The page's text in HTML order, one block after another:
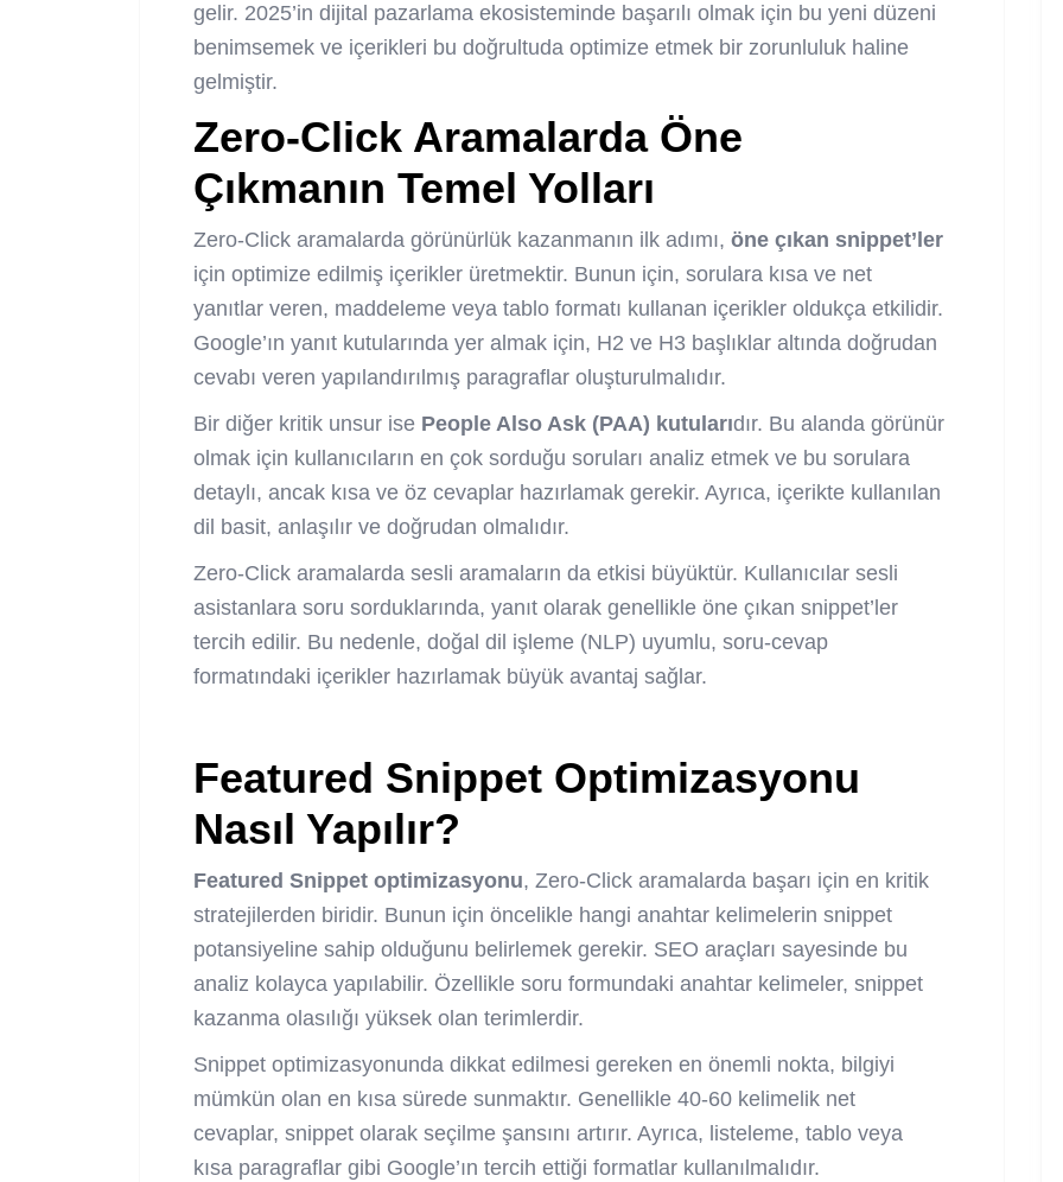
gelir. 2025’in dijital pazarlama ekosisteminde başarılı olmak için bu yeni düzeni
benimsemek ve içerikleri bu doğrultuda optimize etmek bir zorunluluk haline
gelmiştir.
Zero-Click Aramalarda Öne
Çıkmanın Temel Yolları
Zero-Click aramalarda görünürlük kazanmanın ilk adımı, öne çıkan snippet’ler
için optimize edilmiş içerikler üretmektir. Bunun için, sorulara kısa ve net
yanıtlar veren, maddeleme veya tablo formatı kullanan içerikler oldukça etkilidir.
Google’ın yanıt kutularında yer almak için, H2 ve H3 başlıklar altında doğrudan
cevabı veren yapılandırılmış paragraflar oluşturulmalıdır.
Bir diğer kritik unsur ise People Also Ask (PAA) kutularıdır. Bu alanda görünür
olmak için kullanıcıların en çok sorduğu soruları analiz etmek ve bu sorulara
detaylı, ancak kısa ve öz cevaplar hazırlamak gerekir. Ayrıca, içerikte kullanılan
dil basit, anlaşılır ve doğrudan olmalıdır.
Zero-Click aramalarda sesli aramaların da etkisi büyüktür. Kullanıcılar sesli
asistanlara soru sorduklarında, yanıt olarak genellikle öne çıkan snippet’ler
tercih edilir. Bu nedenle, doğal dil işleme (NLP) uyumlu, soru-cevap
formatındaki içerikler hazırlamak büyük avantaj sağlar.
Featured Snippet Optimizasyonu
Nasıl Yapılır?
Featured Snippet optimizasyonu, Zero-Click aramalarda başarı için en kritik
stratejilerden biridir. Bunun için öncelikle hangi anahtar kelimelerin snippet
potansiyeline sahip olduğunu belirlemek gerekir. SEO araçları sayesinde bu
analiz kolayca yapılabilir. Özellikle soru formundaki anahtar kelimeler, snippet
kazanma olasılığı yüksek olan terimlerdir.
Snippet optimizasyonunda dikkat edilmesi gereken en önemli nokta, bilgiyi
mümkün olan en kısa sürede sunmaktır. Genellikle 40-60 kelimelik net
cevaplar, snippet olarak seçilme şansını artırır. Ayrıca, listeleme, tablo veya
kısa paragraflar gibi Google’ın tercih ettiği formatlar kullanılmalıdır.